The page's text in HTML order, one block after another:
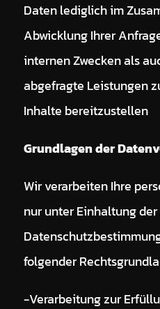
Daten lediglich im
Abwicklung Ihrer
internen Zwecken als
abgefragte Leistungen
Inhalte bereitzustellen
Grundlagen der
Wir verarbeiten Ihre
nur unter Einhaltung
folgender
-Verarbeitung zur